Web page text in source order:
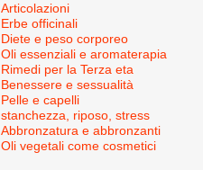
Articolazioni
Erbe officinali
Diete e peso corporeo
Oli essenziali e aromaterapia
Rimedi per la Terza eta
Benessere e sessualità
Pelle e capelli
stanchezza, riposo, stress
Abbronzatura e abbronzanti
Oli vegetali come cosmetici